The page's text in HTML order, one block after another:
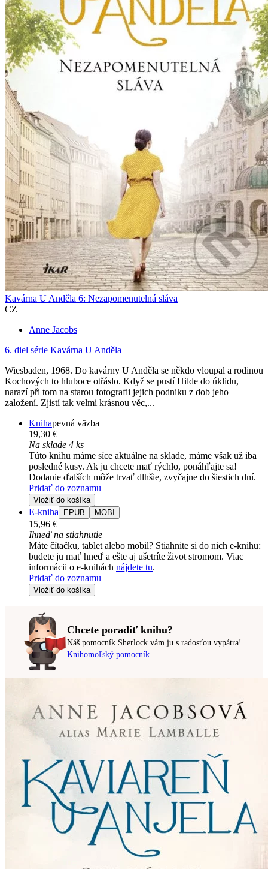
Kavárna U Anděla 6: Nezapomenutelná sláva
CZ
Anne Jacobs
6. diel série Kavárna U Anděla
Wiesbaden, 1968. Do kavárny U Anděla se někdo vloupal a rodinou
Kochových to hluboce otřáslo. Když se pustí Hilde do úklidu,
narazí při tom na starou fotografii jejich podniku z dob jeho
založení. Zjistí tak velmi krásnou věc,...
Knihapevná väzba
19,30 €
Na sklade 4 ks
Túto knihu máme síce aktuálne na sklade, máme však už iba
posledné kusy. Ak ju chcete mať rýchlo, ponáhľajte sa!
Dodanie ďalších môže trvať dlhšie, zvyčajne do šiestich dní.
Pridať do zoznamu
Vložiť do košíka
E-kniha EPUB MOBI
15,96 €
Ihneď na stiahnutie
Máte čítačku, tablet alebo mobil? Stiahnite si do nich e-knihu:
budete ju mať hneď a ešte aj ušetríte život stromom. Viac
informácii o e-knihách nájdete tu.
Pridať do zoznamu
Vložiť do košíka
Chcete poradiť knihu?
Náš pomocník Sherlock vám ju s radosťou vypátra!
Knihomoľský pomocník